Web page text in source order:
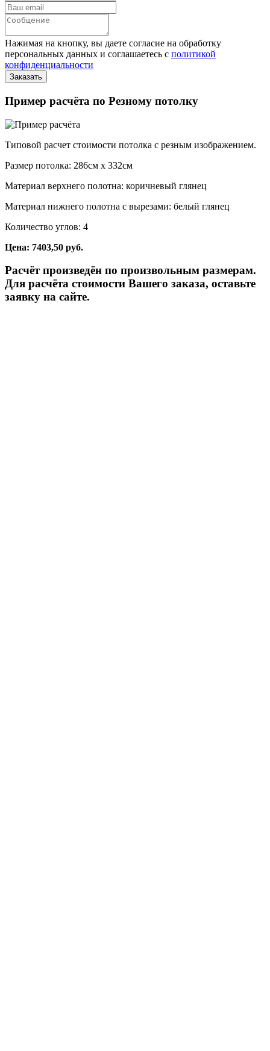
Нажимая на кнопку, вы даете согласие на обработку
персональных данных и соглашаетесь с политикой
конфиденциальности
Пример расчёта по Резному потолку
Типовой расчет стоимости потолка с резным изображением.
Размер потолка: 286см x 332см
Материал верхнего полотна: коричневый глянец
Материал нижнего полотна с вырезами: белый глянец
Количество углов: 4
Цена: 7403,50 руб.
Расчёт произведён по произвольным размерам.
Для расчёта стоимости Вашего заказа, оставьте
заявку на сайте.